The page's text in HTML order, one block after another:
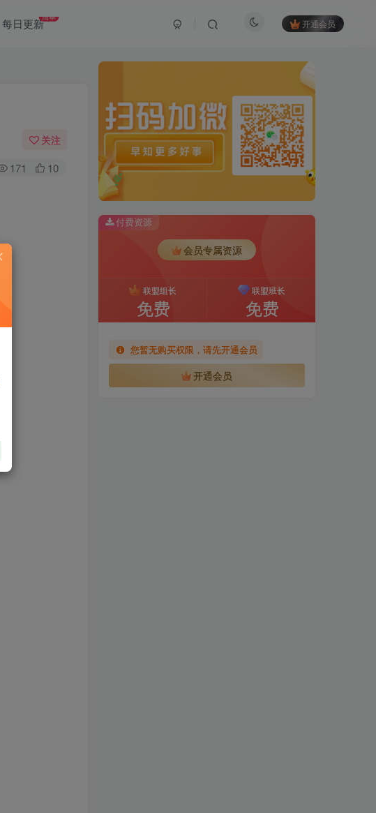
每日更新清单
开通会员
关注
171 10
付费资源
会员专属资源
联盟组长
免费
联盟班长
免费
您暂无购买权限，请先开通会员
开通会员